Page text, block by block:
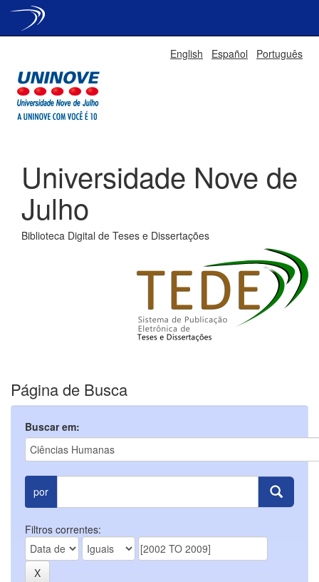
English Español Português
Universidade Nove de
Julho
Biblioteca Digital de Teses e Dissertações
Página de Busca
Buscar em:
por
Filtros correntes: